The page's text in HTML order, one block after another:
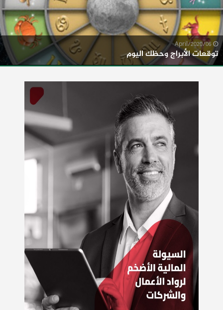
توقعات الأبراج وحظك اليوم